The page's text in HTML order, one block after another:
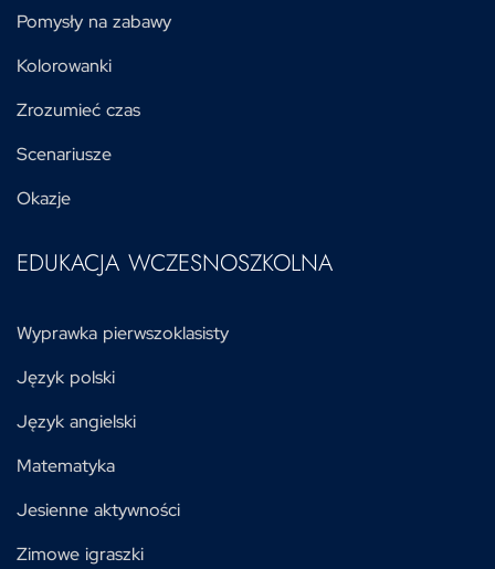
Pomysły na zabawy
Kolorowanki
Zrozumieć czas
Scenariusze
Okazje
EDUKACJA WCZESNOSZKOLNA
Wyprawka pierwszoklasisty
Język polski
Język angielski
Matematyka
Jesienne aktywności
Zimowe igraszki